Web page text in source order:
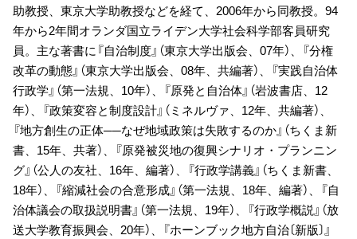
助教授、東京大学助教授などを経て、2006年から同教授。94
年から2年間オランダ国立ライデン大学社会科学部客員研究
員。主な著書に『自治制度』（東京大学出版会、07年）、『分権
改革の動態』（東京大学出版会、08年、共編著）、『実践自治体
行政学』（第一法規、10年）、『原発と自治体』（岩波書店、12
年）、『政策変容と制度設計』（ミネルヴァ、12年、共編著）、
『地方創生の正体──なぜ地域政策は失敗するのか』（ちくま新
書、15年、共著）、『原発被災地の復興シナリオ・プランニン
グ』（公人の友社、16年、編著）、『行政学講義』（ちくま新書、
18年）、『縮減社会の合意形成』（第一法規、18年、編著）、『自
治体議会の取扱説明書』（第一法規、19年）、『行政学概説』（放
送大学教育振興会、20年）、『ホーンブック地方自治〔新版〕』